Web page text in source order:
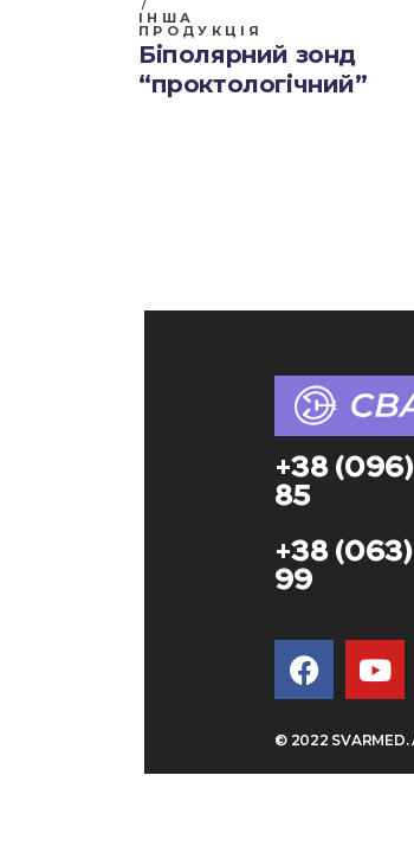
ІНША
ПРОДУКЦІЯ
Біполярний зонд
“проктологічний”
+38
85
+38
99
© 2022